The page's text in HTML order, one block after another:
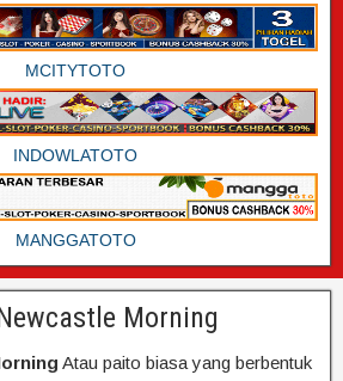
MCITYTOTO
INDOWLATOTO
MANGGATOTO
Morning
Atau paito biasa yang berbentuk